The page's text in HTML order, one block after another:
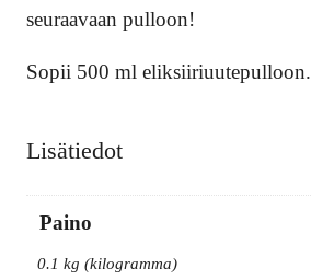
seuraavaan pulloon!
Sopii 500 ml eliksiiriuutepulloon.
Lisätiedot
Paino
0.1 kg (kilogramma)